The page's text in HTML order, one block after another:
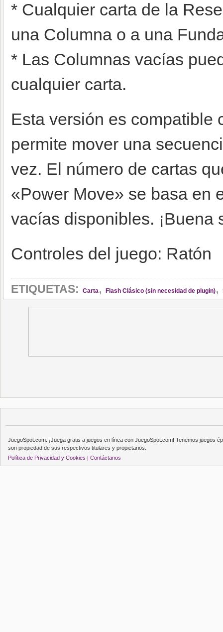
* Cualquier carta de la
una Columna o a una
* Las Columnas vacías
cualquier carta.
Esta versión es compatible
permite mover una
vez. El número de cartas
«Power Move» se basa en
vacías disponibles. ¡Buena
Controles del juego: Ratón
ETIQUETAS: Carta, Flash Clásico (sin necesidad de plugin),
JuegoSpot.com: ¡Juega gratis a juegos en línea con JuegoSpot.com! Tenemos juegos
son propiedad de sus respectivos titulares y propietarios.
Política de Privacidad y Cookies | Contáctanos